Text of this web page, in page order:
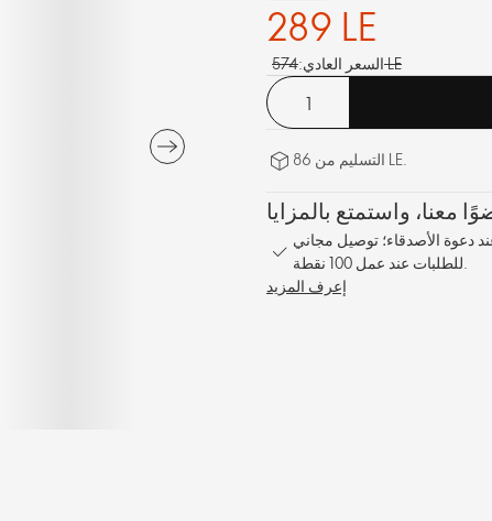
289 LE
السعر العادي:574 LE
التسليم من 86 LE.
15% على كل طلب؛ مكافأة مشاركة بنسبة 10% عند دعوة الأصدقاء؛ توصيل مجاني
للطلبات عند عمل 100 نقطة.
إعرف المزيد